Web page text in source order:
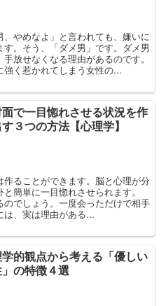
やめなよ」と言われても、嫌いに
。そう、「ダメ男」です。ダメ男
放せなくなる理由があるのです。
く惹かれてしまう女性の...
で一目惚れさせる状況を作
３つの方法【心理学】
ることができます。脳と心理が分
簡単に一目惚れさせられます。
でしょう。一度会っただけで相手
は、実は理由がある...
的観点から考える「優しい
の特徴４選